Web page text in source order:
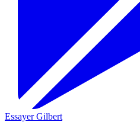
Essayer Gilbert